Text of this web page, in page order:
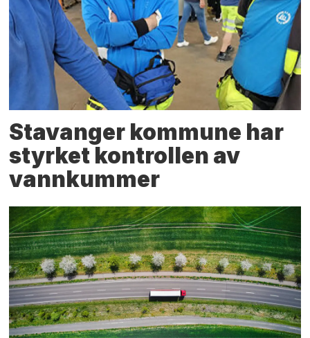
Stavanger kommune har
styrket kontrollen av
vannkummer